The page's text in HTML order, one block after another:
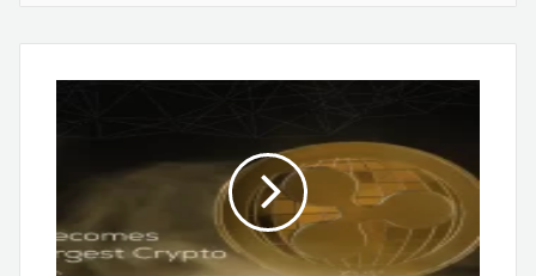
ایمیل